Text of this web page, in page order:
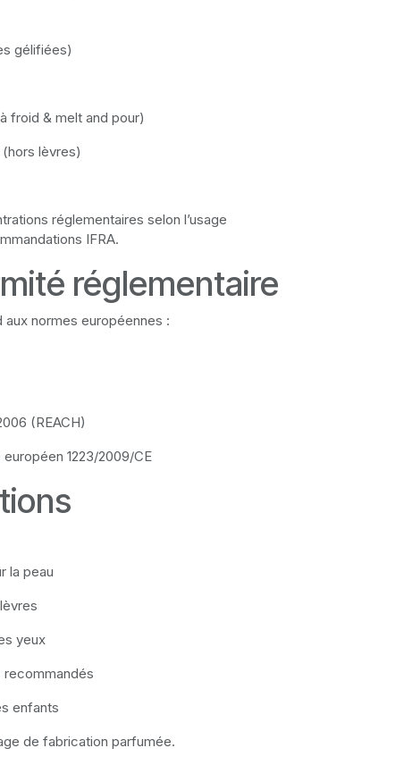
gélifiées)
froid & melt and pour)
lèvres)
réglementaires selon l’usage
IFRA.
réglementaire
normes européennes :
(REACH)
1223/2009/CE
la peau
yeux
enfants
de fabrication parfumée.